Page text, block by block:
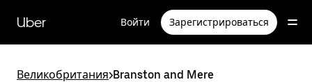
перейти
к
содержимому
Uber Войти Зарегистрироваться
Великобритания>Branston and Mere